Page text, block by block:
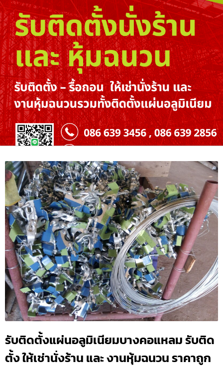
รับติดตั้งแผ่นอลูมิเนียมบางคอแหลม รับติด
ตั้ง ให้เช่านั่งร้าน และ งานหุ้มฉนวน ราคาถูก